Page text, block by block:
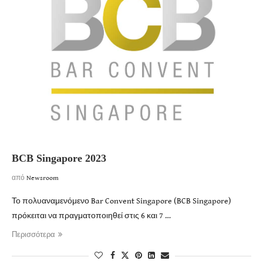
BCB Singapore 2023
από Newsroom
Το πολυαναμενόμενο Bar Convent Singapore (BCB Singapore)
πρόκειται να πραγματοποιηθεί στις 6 και 7 …
Περισσότερα